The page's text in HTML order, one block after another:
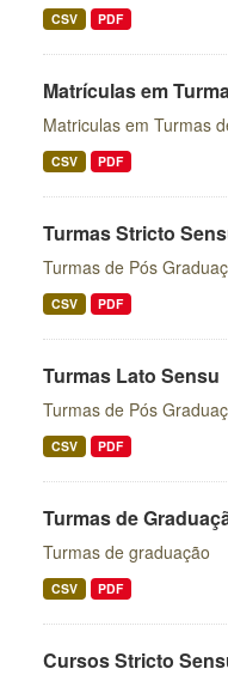
CSV PDF
Matrículas em
Matriculas em Turmas
CSV PDF
Turmas Stricto
Turmas de Pós
CSV PDF
Turmas Lato Sensu
Turmas de Pós
CSV PDF
Turmas de
Turmas de graduação
CSV PDF
Cursos Stricto